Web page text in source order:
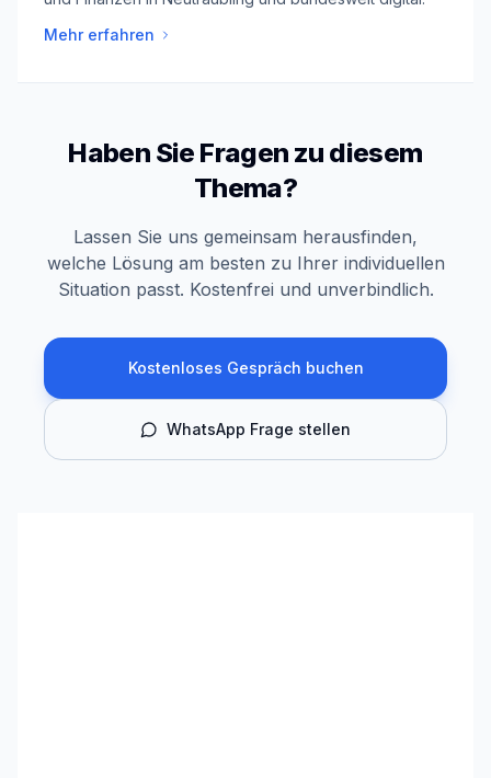
Mehr erfahren
Haben Sie Fragen zu diesem
Thema?
Lassen Sie uns gemeinsam herausfinden,
welche Lösung am besten zu Ihrer individuellen
Situation passt. Kostenfrei und unverbindlich.
Kostenloses Gespräch buchen
WhatsApp Frage stellen